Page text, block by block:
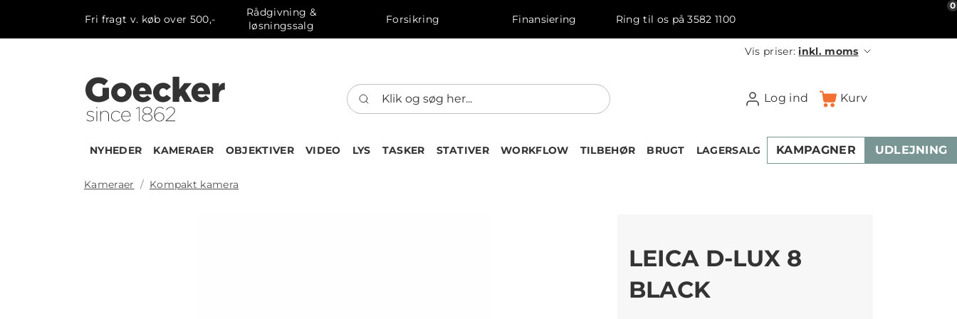
Fri fragt v. køb over 500,-
Rådgivning &
løsningssalg
Forsikring Finansiering Ring til os på 3582 1100
Vis priser:inkl. moms
Log ind Kurv
0
NYHEDER KAMERAER OBJEKTIVER VIDEO LYS TASKER STATIVER WORKFLOW TILBEHØR BRUGT LAGERSALG KAMPAGNER UDLEJNING
Kameraer Kompakt kamera
LEICA D-LUX 8
BLACK